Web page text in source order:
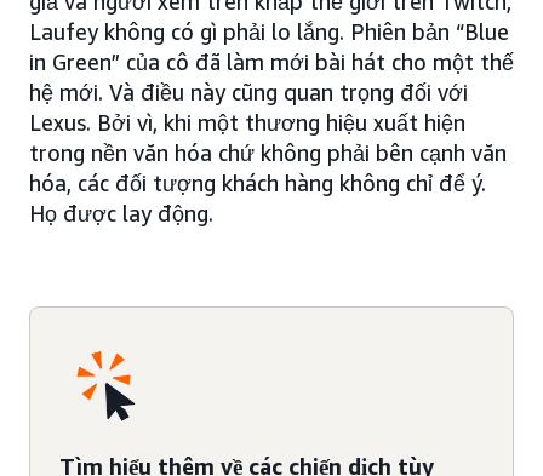
Laufey không có gì phải lo lắng. Phiên bản “Blue
in Green” của cô đã làm mới bài hát cho một thế
hệ mới. Và điều này cũng quan trọng đối với
Lexus. Bởi vì, khi một thương hiệu xuất hiện
trong nền văn hóa chứ không phải bên cạnh văn
hóa, các đối tượng khách hàng không chỉ để ý.
Họ được lay động.
Tìm hiểu thêm về các chiến dịch tùy